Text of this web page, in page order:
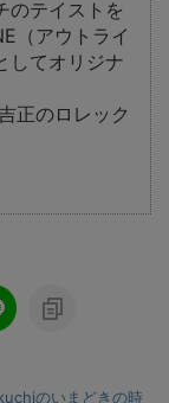
のテイストを
（アウトライ
してオリジナ
正のロレック
のいまどきの時